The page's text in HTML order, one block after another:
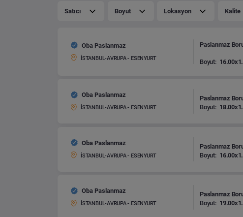
Satıcı Boyut Lokasyon Kalite
Oba Paslanmaz
İSTANBUL-AVRUPA - ESENYURT
Paslanmaz
Boyut:
Oba Paslanmaz
İSTANBUL-AVRUPA - ESENYURT
Paslanmaz
Boyut:
Oba Paslanmaz
İSTANBUL-AVRUPA - ESENYURT
Paslanmaz
Boyut:
Oba Paslanmaz
İSTANBUL-AVRUPA - ESENYURT
Paslanmaz
Boyut: